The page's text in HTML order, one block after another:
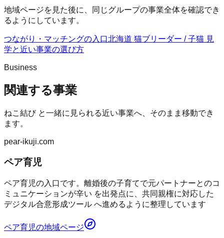
地域ページを見た後に、同じグループの事業全体を確認でき
るようにしています。
つながり・マッチングの入口北海道 猫ブリーダー / 子猫 見
学と近い事業の選び方
Business
関連する事業
ねこ結びと一緒に見られる近い事業へ、そのまま移動でき
ます。
pear-ikuji.com
ペア育児
ペア育児の入口です。離婚後の子育てで元パートナーとのコ
ミュニケーションが辛い を出発点に、共同親権に対応した
デジタル合意形成ツール へ進めるように整理しています
ペア育児の地域ページ